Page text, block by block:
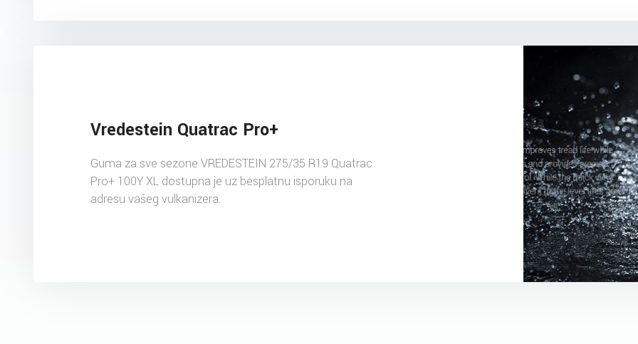
Vredestein Quatrac Pro+
Guma za sve sezone VREDESTEIN 275/35 R19 Quatrac
Pro+ 100Y XL dostupna je uz besplatnu isporuku na
adresu vašeg vulkanizera.